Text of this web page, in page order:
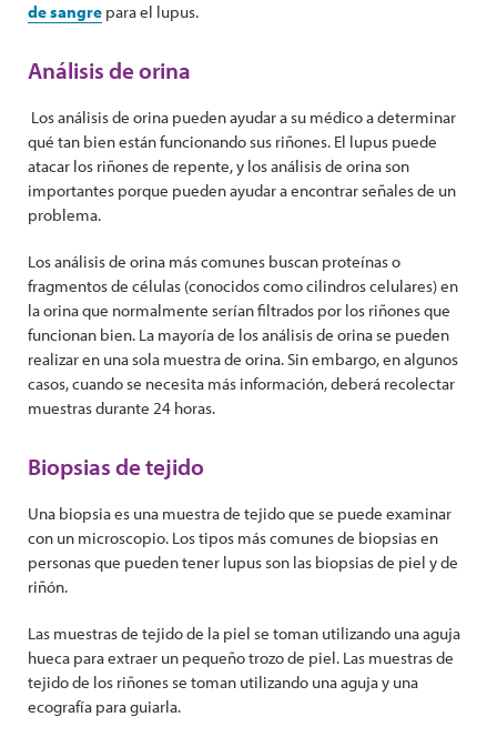
de sangre para el lupus.
Análisis de orina
Los análisis de orina pueden ayudar a su médico a determinar
qué tan bien están funcionando sus riñones. El lupus puede
atacar los riñones de repente, y los análisis de orina son
importantes porque pueden ayudar a encontrar señales de un
problema.
Los análisis de orina más comunes buscan proteínas o
fragmentos de células (conocidos como cilindros celulares) en
la orina que normalmente serían filtrados por los riñones que
funcionan bien. La mayoría de los análisis de orina se pueden
realizar en una sola muestra de orina. Sin embargo, en algunos
casos, cuando se necesita más información, deberá recolectar
muestras durante 24 horas.
Biopsias de tejido
Una biopsia es una muestra de tejido que se puede examinar
con un microscopio. Los tipos más comunes de biopsias en
personas que pueden tener lupus son las biopsias de piel y de
riñón.
Las muestras de tejido de la piel se toman utilizando una aguja
hueca para extraer un pequeño trozo de piel. Las muestras de
tejido de los riñones se toman utilizando una aguja y una
ecografía para guiarla.